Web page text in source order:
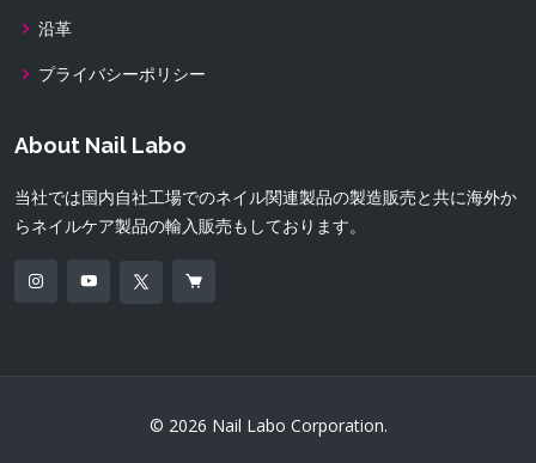
沿革
プライバシーポリシー
About Nail Labo
当社では国内自社工場でのネイル関連製品の製造販売と共に海外か
らネイルケア製品の輸入販売もしております。
© 2026 Nail Labo Corporation.